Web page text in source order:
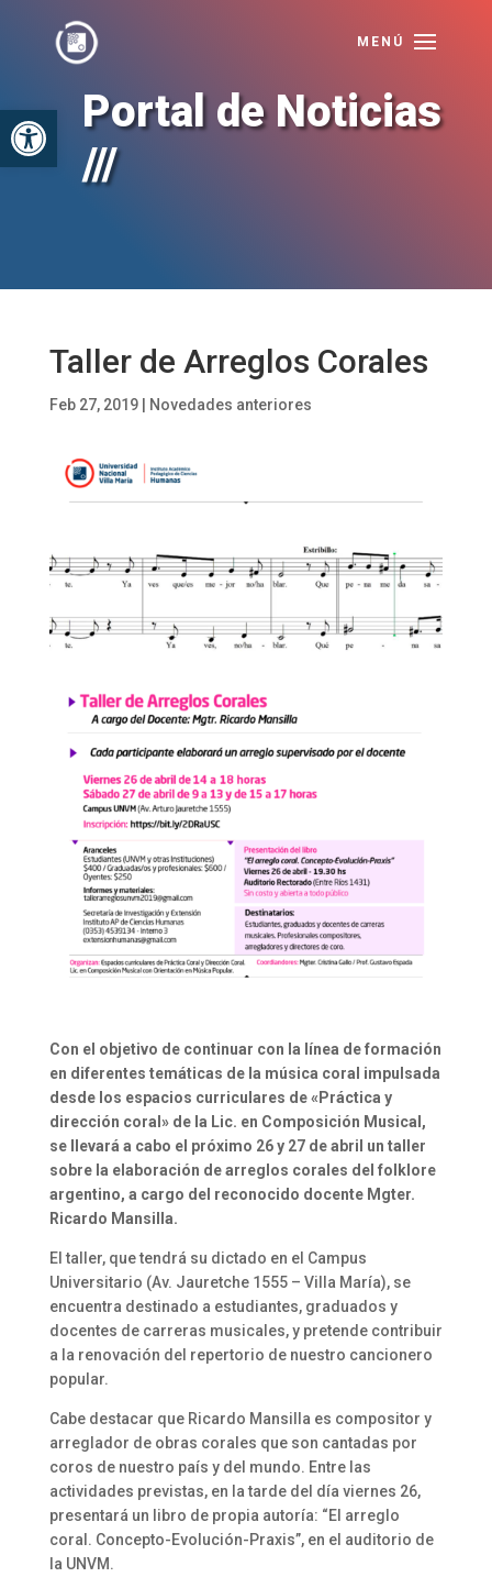
Abrir barra de herramientas
Portal de Noticias
///
Taller de Arreglos Corales
Feb 27, 2019| Novedades anteriores
Con el objetivo de continuar con la línea de formación
en diferentes temáticas de la música coral impulsada
desde los espacios curriculares de «Práctica y
dirección coral» de la Lic. en Composición Musical,
se llevará a cabo el próximo 26 y 27 de abril un taller
sobre la elaboración de arreglos corales del folklore
argentino, a cargo del reconocido docente Mgter.
Ricardo Mansilla.
El taller, que tendrá su dictado en el Campus
Universitario (Av. Jauretche 1555 – Villa María), se
encuentra destinado a estudiantes, graduados y
docentes de carreras musicales, y pretende contribuir
a la renovación del repertorio de nuestro cancionero
popular.
Cabe destacar que Ricardo Mansilla es compositor y
arreglador de obras corales que son cantadas por
coros de nuestro país y del mundo. Entre las
actividades previstas, en la tarde del día viernes 26,
presentará un libro de propia autoría: “El arreglo
coral. Concepto-Evolución-Praxis”, en el auditorio de
la UNVM.